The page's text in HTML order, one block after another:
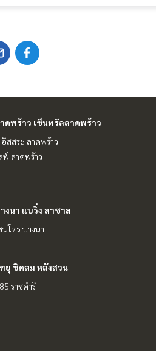
ดพร้าว เซ็นทรัลลาดพร้าว
อิสสระ ลาดพร้าว
ฟ์ ลาดพร้าว
งนา แบริ่ง ลาซาล
นโทร บางนา
ยุ ชิดลม หลังสวน
ราชดำริ